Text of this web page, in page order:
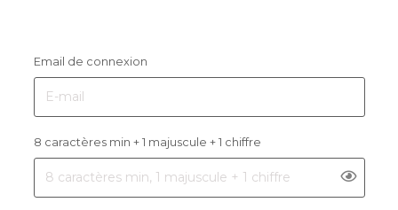
Email de connexion
8 caractères min + 1 majuscule + 1 chiffre